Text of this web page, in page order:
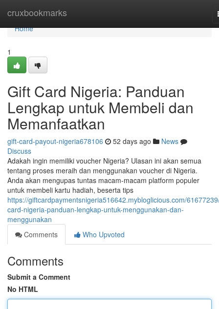
cruxbookmarks
Home
Home
1
Gift Card Nigeria: Panduan
Lengkap untuk Membeli dan
Memanfaatkan
gift-card-payout-nigeria678106 52 days ago
News
Discuss
Adakah ingin memiliki voucher Nigeria? Ulasan ini akan semua
tentang proses meraih dan menggunakan voucher di Nigeria.
Anda akan mengupas tuntas macam-macam platform populer
untuk membeli kartu hadiah, beserta tips
https://giftcardpaymentsnigeria516642.mybloglicious.com/
card-nigeria-panduan-lengkap-untuk-menggunakan-dan-
menggunakan
Comments
Who Upvoted
Comments
Submit a Comment
No HTML